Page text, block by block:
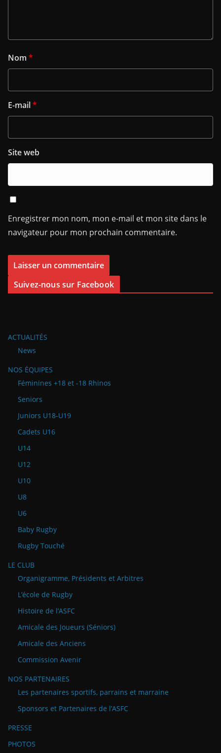
Nom *
E-mail*
Site web
Enregistrer mon nom, mon e-mail et mon site dans le
navigateur pour mon prochain commentaire.
Suivez-nous sur Facebook
ACTUALITÉS
News
NOS ÉQUIPES
Féminines +18 et -18 Rhinos
Seniors
Juniors U18-U19
Cadets U16
U14
U12
U10
U8
U6
Baby Rugby
Rugby Touché
LE CLUB
Organigramme, Présidents et Arbitres
L’école de Rugby
Histoire de l’ASFC
Amicale des Joueurs (Séniors)
Amicale des Anciens
Commission Avenir
NOS PARTENAIRES
Les partenaires sportifs, parrains et marraine
Sponsors et Partenaires de l’ASFC
PRESSE
PHOTOS